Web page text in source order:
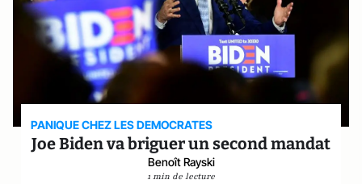
PANIQUE CHEZ LES DEMOCRATES
Joe Biden va briguer un second mandat
Benoît Rayski
1 min de lecture